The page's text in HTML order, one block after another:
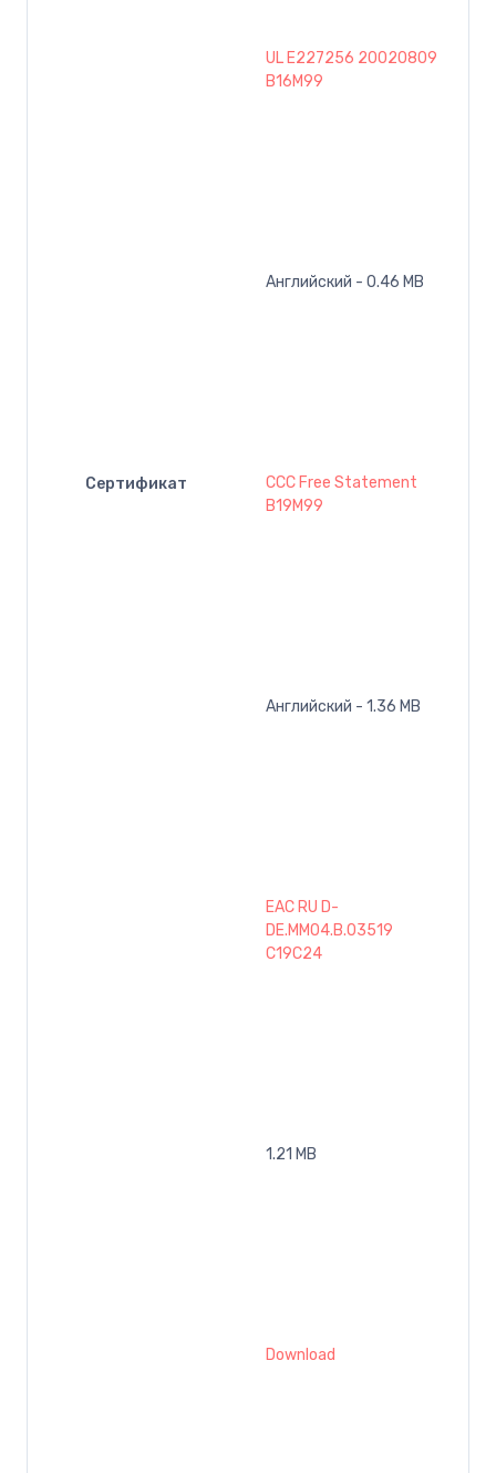
Сертификат
UL E227256 20020809
B16M99
Английский - 0.46 MB
CCC Free Statement
B19M99
Английский - 1.36 MB
EAC RU D-
DE.MM04.B.03519
C19C24
1.21 MB
Download